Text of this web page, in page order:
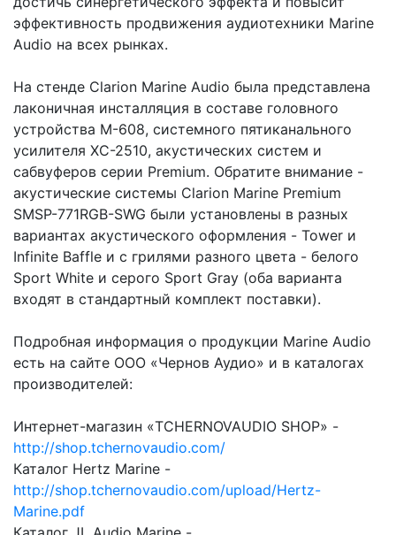
эффективность продвижения аудиотехники Marine
Audio на всех рынках.
На стенде Clarion Marine Audio была представлена
лаконичная инсталляция в составе головного
устройства М-608, системного пятиканального
усилителя ХС-2510, акустических систем и
сабвуферов серии Premium. Обратите внимание -
акустические системы Clarion Marine Premium
SMSP-771RGB-SWG были установлены в разных
вариантах акустического оформления - Tower и
Infinite Baffle и с грилями разного цвета - белого
Sport White и серого Sport Gray (оба варианта
входят в стандартный комплект поставки).
Подробная информация о продукции Marine Audio
есть на сайте ООО «Чернов Аудио» и в каталогах
производителей:
Интернет-магазин «TCHERNOVAUDIO SHOP» -
http://shop.tchernovaudio.com/
Каталог Hertz Marine -
http://shop.tchernovaudio.com/upload/Hertz-
Marine.pdf